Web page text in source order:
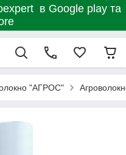
в Google play та
"АГРОС"